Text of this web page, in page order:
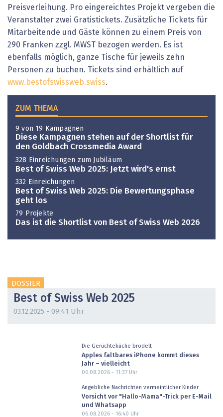
Preisverleihung. Pro eingereichtes Projekt vergeben die
Veranstalter zwei Gratistickets. Zusätzliche Tickets für
Mitarbeitende und Gäste können zu einem Preis von
290 Franken zzgl. MWST bezogen werden. Es ist
ebenfalls möglich, ganze Tische für jeweils zehn
Personen zu buchen. Tickets sind erhältlich auf
www.bestofswissweb.swiss.
ZUM THEMA
9 von 19 Kampagnen
Diese Kampagnen stehen auf der Shortlist für
den Goldbach Crossmedia Award
328 Einreichungen zum Jubiläum
Best of Swiss Web 2025: Jetzt wird's ernst
332 Einreichungen
Best of Swiss Web 2025: Die Bewertungsphase
geht los
79 Projekte
Das ist die Shortlist von Best of Swiss Web 2026
DOSSIER
Best of Swiss Web 2025
03.12.2025 - 09:41 Uhr
Die Gerüchteküche brodelt
Apples faltbares iPhone kommt dieses
Jahr – vielleicht
06.08.2026 - 11:37Uhr
Angebliche Nachrichten vermeintlicher Kinder
Vorsicht vor "Hallo-Mama"-Trick per E-Mail
und Whatsapp
06.08.2026 - 16:40 Uhr